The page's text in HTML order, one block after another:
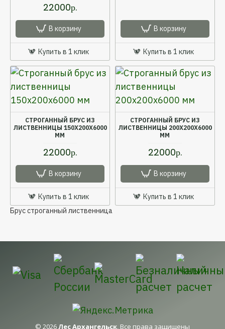
Брус строганный лиственница
22000р.
В корзину
Купить в 1 клик
В корзину
Купить в 1 клик
СТРОГАННЫЙ БРУС ИЗ
ЛИСТВЕННИЦЫ 150X200X6000
ММ
22000р.
В корзину
Купить в 1 клик
СТРОГАННЫЙ БРУС ИЗ
ЛИСТВЕННИЦЫ 200X200X6000
ММ
22000р.
В корзину
Купить в 1 клик
© 2026Лес Архангельск, Все права защищены